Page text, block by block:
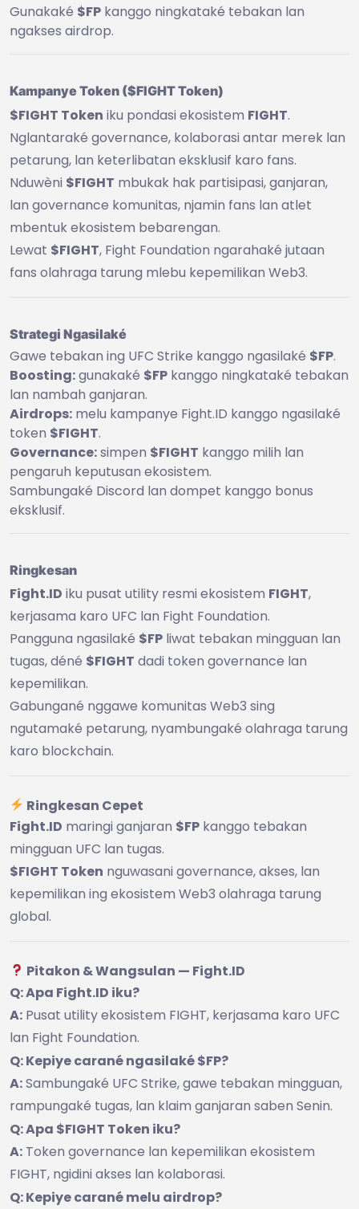
Gunakaké $FP kanggo ningkataké tebakan lan
ngakses airdrop.
Kampanye Token ($FIGHT Token)
$FIGHT Token iku pondasi ekosistem FIGHT.
Nglantaraké governance, kolaborasi antar merek lan
petarung, lan keterlibatan eksklusif karo fans.
Nduwèni $FIGHT mbukak hak partisipasi, ganjaran,
lan governance komunitas, njamin fans lan atlet
mbentuk ekosistem bebarengan.
Lewat $FIGHT, Fight Foundation ngarahaké jutaan
fans olahraga tarung mlebu kepemilikan Web3.
Strategi Ngasilaké
Gawe tebakan ing UFC Strike kanggo ngasilaké $FP.
Boosting:gunakaké $FP kanggo ningkataké tebakan
lan nambah ganjaran.
Airdrops: melu kampanye Fight.ID kanggo ngasilaké
token $FIGHT.
Governance:simpen $FIGHT kanggo milih lan
pengaruh keputusan ekosistem.
Sambungaké Discord lan dompet kanggo bonus
eksklusif.
Ringkesan
Fight.ID iku pusat utility resmi ekosistem FIGHT,
kerjasama karo UFC lan Fight Foundation.
Pangguna ngasilaké $FP liwat tebakan mingguan lan
tugas, déné $FIGHT dadi token governance lan
kepemilikan.
Gabungané nggawe komunitas Web3 sing
ngutamaké petarung, nyambungaké olahraga tarung
karo blockchain.
Ringkesan Cepet
Fight.ID maringi ganjaran $FP kanggo tebakan
mingguan UFC lan tugas.
$FIGHT Token nguwasani governance, akses, lan
kepemilikan ing ekosistem Web3 olahraga tarung
global.
Pitakon & Wangsulan — Fight.ID
Q: Apa Fight.ID iku?
A: Pusat utility ekosistem FIGHT, kerjasama karo UFC
lan Fight Foundation.
Q: Kepiye carané ngasilaké $FP?
A:Sambungaké UFC Strike, gawe tebakan mingguan,
rampungaké tugas, lan klaim ganjaran saben Senin.
Q: Apa $FIGHT Token iku?
A: Token governance lan kepemilikan ekosistem
FIGHT, ngidini akses lan kolaborasi.
Q: Kepiye carané melu airdrop?